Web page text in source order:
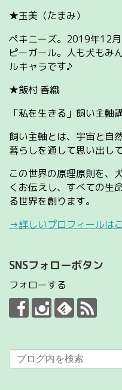
★玉美（たまみ）
ペキニーズ。2019年12
ピーガール。人も犬もみ
ルキャラです♪
★飯村 香織
「私を生きる」飼い主軸
飼い主軸とは、宇宙と自
暮らしを通して思い出し
この世界の原理原則を、
くお伝えし、すべての生
る世界を創ります。
→詳しいプロフィールは
SNSフォローボタン
フォローする